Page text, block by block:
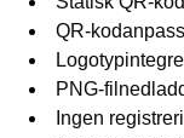
QR-
PNG-
Ingen